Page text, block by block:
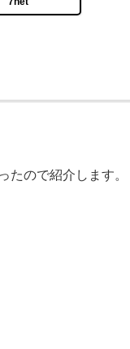
たので紹介します。